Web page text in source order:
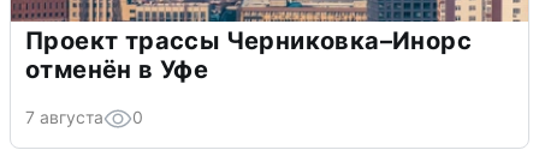
Проект трассы Черниковка–Инорс
отменён в Уфе
7 августа 0